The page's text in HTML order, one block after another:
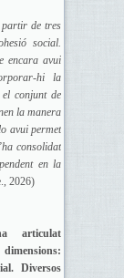
partir de tres
social.
encara avui
hi la
conjunt de
la manera
avui permet
consolidat
en la
2026)
articulat
Diversos